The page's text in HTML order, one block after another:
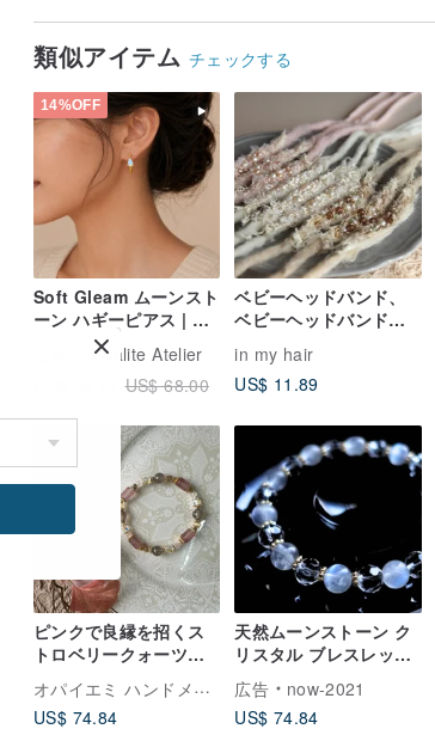
類似アイテム チェックする
14%OFF
Soft Gleam ムーンスト
ーン ハギーピアス | 天
然石 925シルバー ゴー
ルドプレーティング
Auralite Atelier
US$ 68.00
ベビーヘッドバンド、
ベビーヘッドバンドセ
ット、新生児ヘッドバ
ンド、ベビーボウ、新
生児小道具
in my hair
US$ 11.89
ピンクで良縁を招くス
トロベリークォーツチ
ブレスレット
オパイエミ ハンドメイド
US$ 74.84
天然ムーンストーン ク
リスタル ブレスレット
| ムーンストーン ファ
セットカット クリアク
ォーツ | 恋愛運アップ
広告
now-2021
US$ 74.84